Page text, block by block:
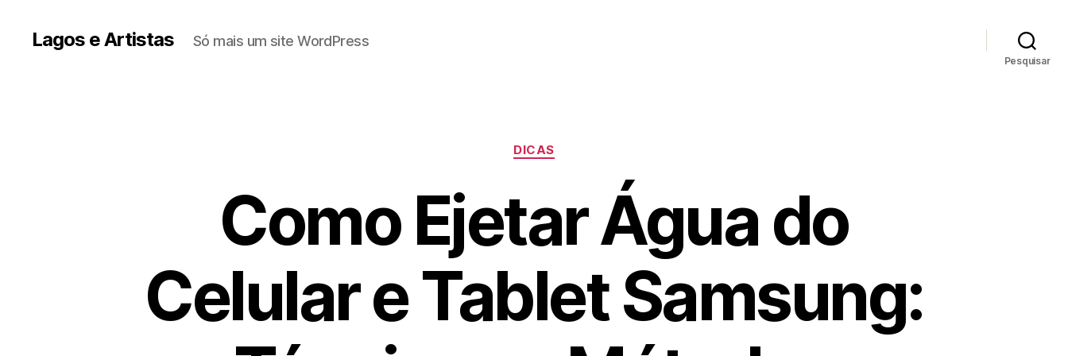
Lagos e Artistas Só mais um site WordPress
Pesquisar
Categorias
DICAS
Como Ejetar Água do
Celular e Tablet Samsung: